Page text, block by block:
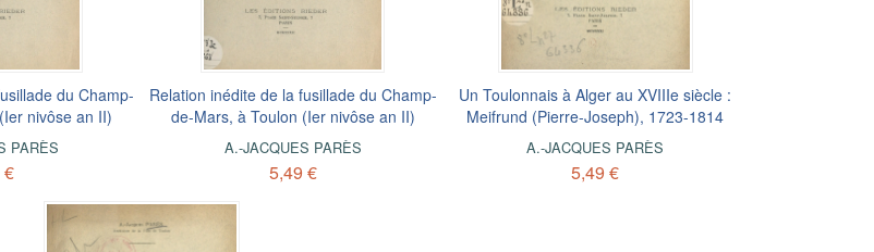
du Champ-
nivôse an II)
PARÈS
€
Relation inédite de la fusillade du Champ-
de-Mars, à Toulon (Ier nivôse an II)
A.-JACQUES PARÈS
5,49 €
Un Toulonnais à Alger au XVIIIe siècle :
Meifrund (Pierre-Joseph), 1723-1814
A.-JACQUES PARÈS
5,49 €